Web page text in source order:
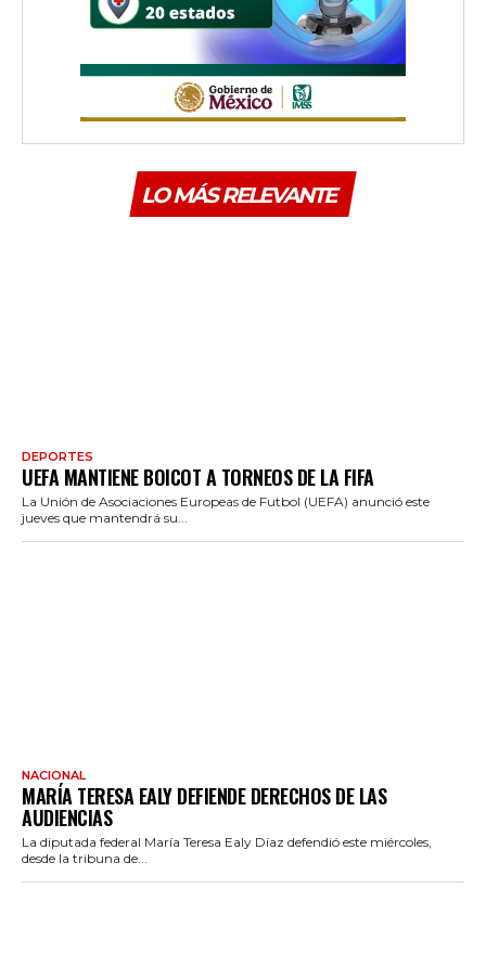
LO MÁS RELEVANTE
DEPORTES
UEFA MANTIENE BOICOT A TORNEOS DE LA FIFA
La Unión de Asociaciones Europeas de Futbol (UEFA) anunció este
jueves que mantendrá su...
NACIONAL
MARÍA TERESA EALY DEFIENDE DERECHOS DE LAS
AUDIENCIAS
La diputada federal María Teresa Ealy Díaz defendió este miércoles,
desde la tribuna de...